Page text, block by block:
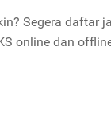
Segera daftar
online dan